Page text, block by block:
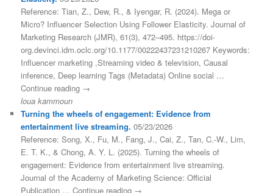
Reference: Tian, Z., Dew, R., & Iyengar, R. (2024). Mega or
Micro? Influencer Selection Using Follower Elasticity. Journal of
Marketing Research (JMR), 61(3), 472–495. https://doi-
org.devinci.idm.oclc.org/10.1177/00222437231210267 Keywords:
Influencer marketing ,Streaming video & television, Causal
inference, Deep learning Tags (Metadata) Online social …
Continue reading →
loua kammoun
Turning the wheels of engagement: Evidence from
entertainment live streaming. 05/23/2026
Reference: Song, X., Fu, M., Fang, J., Cai, Z., Tan, C.-W., Lim,
E. T. K., & Chong, A. Y. L. (2025). Turning the wheels of
engagement: Evidence from entertainment live streaming.
Journal of the Academy of Marketing Science: Official
Publication … Continue reading →